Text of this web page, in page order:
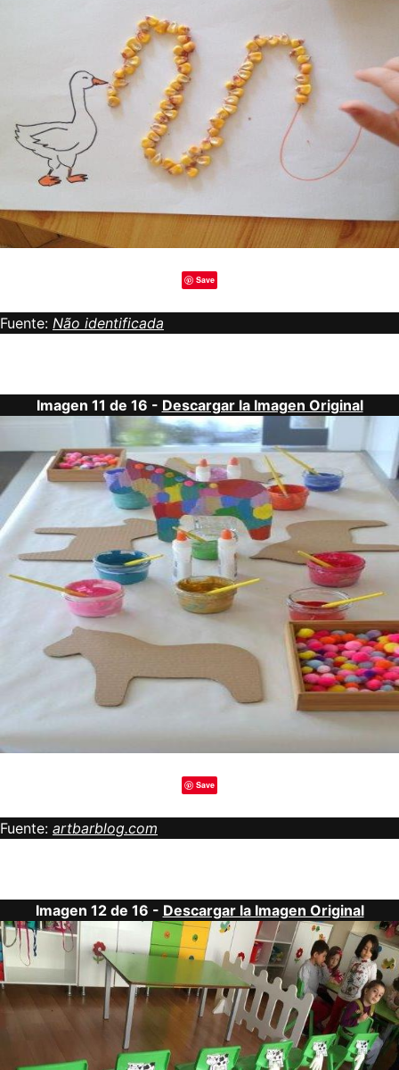
Save
Fuente: Não identificada
Imagen 11 de 16 - Descargar la Imagen Original
Save
Fuente: artbarblog.com
Imagen 12 de 16 - Descargar la Imagen Original